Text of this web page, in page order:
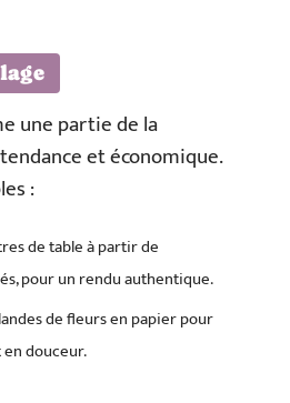
une partie de la
et économique.
:
de table à partir de
pour un rendu authentique.
de fleurs en papier pour
douceur.